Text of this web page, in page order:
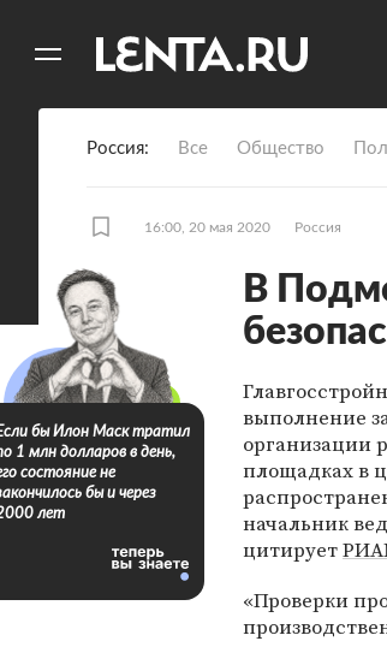
Россия Все Общество
16:00, 20 мая 2020 Россия
В
выполнение
организации
площадках в
начальник
цитирует
«Проверки
бы Илон Маск тратил
1 млн долларов в день,
состояние не
бы и через
лет